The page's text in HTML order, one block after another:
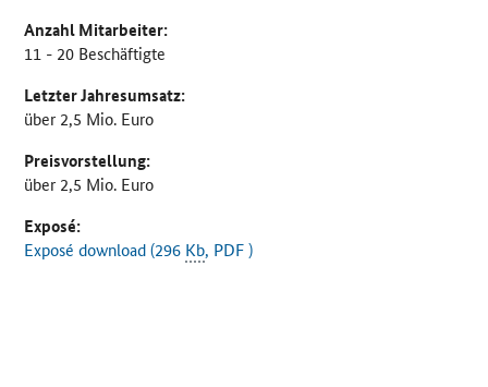
Anzahl Mitarbeiter:
11 - 20 Beschäftigte
Letzter Jahresumsatz:
über 2,5 Mio. Euro
Preisvorstellung:
über 2,5 Mio. Euro
Exposé:
Exposé download (296 Kb, PDF )